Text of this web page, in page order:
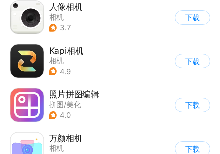
人像相机
相机
3.7
下载
Kapi相机
相机
4.9
下载
照片拼图编辑
拼图/美化
4.0
下载
万颜相机
相机
下载